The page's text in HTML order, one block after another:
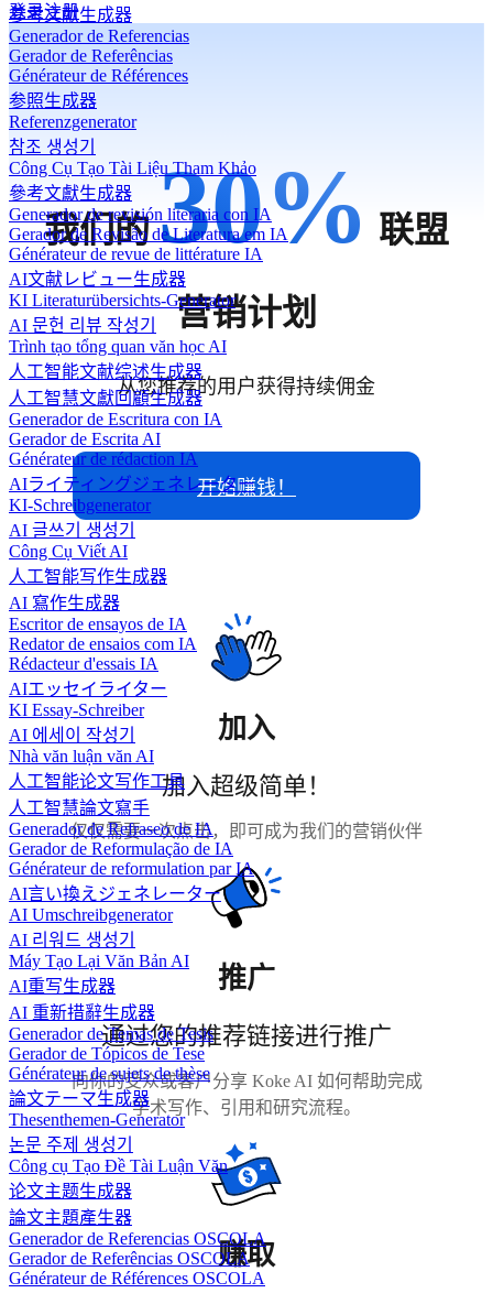
参考文献生成器
Generador de Referencias
Gerador de Referências
Générateur de Références
参照生成器
Referenzgenerator
참조 생성기
Công Cụ Tạo Tài Liệu Tham Khảo
參考文獻生成器
Generador de revisión literaria con IA
Gerador de Revisão de Literatura em IA
Générateur de revue de littérature IA
AI文献レビュー生成器
KI Literaturübersichts-Generator
AI 문헌 리뷰 작성기
Trình tạo tổng quan văn học AI
人工智能文献综述生成器
人工智慧文獻回顧生成器
Generador de Escritura con IA
Gerador de Escrita AI
Générateur de rédaction IA
AIライティングジェネレーター
KI-Schreibgenerator
AI 글쓰기 생성기
Công Cụ Viết AI
人工智能写作生成器
AI 寫作生成器
Escritor de ensayos de IA
Redator de ensaios com IA
Rédacteur d'essais IA
AIエッセイライター
KI Essay-Schreiber
AI 에세이 작성기
Nhà văn luận văn AI
人工智能论文写作工具
人工智慧論文寫手
Generador de Refraseo de IA
Gerador de Reformulação de IA
Générateur de reformulation par IA
AI言い換えジェネレーター
AI Umschreibgenerator
AI 리워드 생성기
Máy Tạo Lại Văn Bản AI
AI重写生成器
AI 重新措辭生成器
Generador de Temas de Tesis
Gerador de Tópicos de Tese
Générateur de sujets de thèse
論文テーマ生成器
Thesenthemen-Generator
논문 주제 생성기
Công cụ Tạo Đề Tài Luận Văn
论文主题生成器
論文主題產生器
Generador de Referencias OSCOLA
Gerador de Referências OSCOLA
Générateur de Références OSCOLA
登录注册
我们的30% 联盟
营销计划
从您推荐的用户获得持续佣金
开始赚钱！
加入
加入超级简单！
仅仅需要一次点击，即可成为我们的营销伙伴
推广
通过您的推荐链接进行推广
向你的受众或客户分享 Koke AI 如何帮助完成
学术写作、引用和研究流程。
赚取